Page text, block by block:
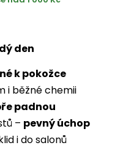
den
k pokožce
i běžné chemii
padnou
– pevný úchop
i do salonů